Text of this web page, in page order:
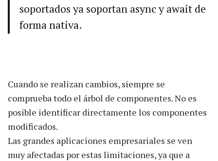
soportados ya soportan async y await de
forma nativa.
Cuando se realizan cambios, siempre se
comprueba todo el árbol de componentes. No es
posible identificar directamente los componentes
modificados.
Las grandes aplicaciones empresariales se ven
muy afectadas por estas limitaciones, ya que a